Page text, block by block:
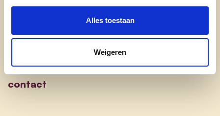
Alles toestaan
Weigeren
doe mee
contact